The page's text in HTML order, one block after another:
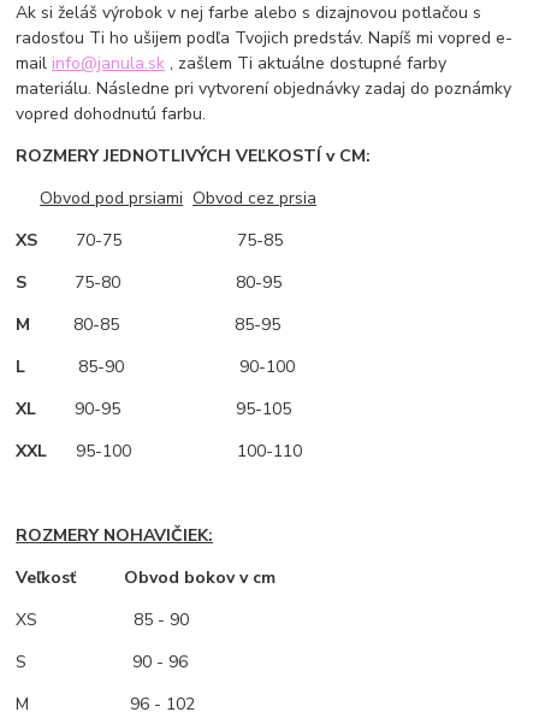
Ak si želáš výrobok v nej farbe alebo s dizajnovou potlačou s
radosťou Ti ho ušijem podľa Tvojich predstáv. Napíš mi vopred e-
mail info@janula.sk , zašlem Ti aktuálne dostupné farby
materiálu. Následne pri vytvorení objednávky zadaj do poznámky
vopred dohodnutú farbu.
ROZMERY JEDNOTLIVÝCH VEĽKOSTÍ v CM:
Obvod pod prsiami Obvod cez prsia
XS 70-75 75-85
S 75-80 80-95
M 80-85 85-95
L 85-90 90-100
XL 90-95 95-105
XXL 95-100 100-110
ROZMERY NOHAVIČIEK:
Veľkosť Obvod bokov v cm
XS
85 - 90
S 90 - 96
M
96 - 102